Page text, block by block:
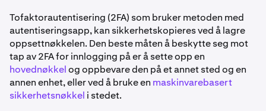
Tofaktorautentisering (2FA) som bruker metoden med
autentiseringsapp, kan sikkerhetskopieres ved å lagre
oppsettnøkkelen. Den beste måten å beskytte seg mot
tap av 2FA for innlogging på er å sette opp en
hovednøkkelog oppbevare den på et annet sted og en
annen enhet, eller ved å bruke en maskinvarebasert
sikkerhetsnøkkel i stedet.